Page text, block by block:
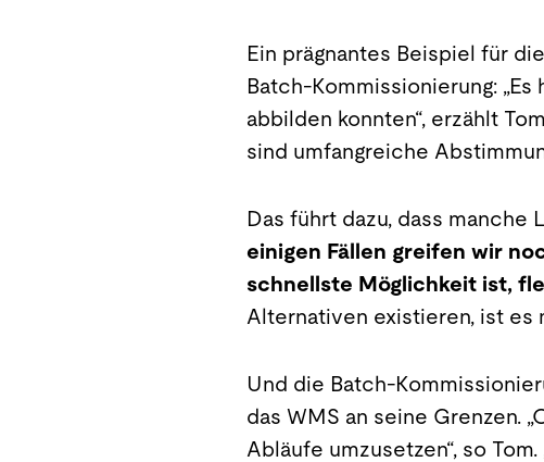
Ein prägnantes Beispiel für
Batch-Kommissionierung:
abbilden konnten“, erzählt
sind umfangreiche
Das führt dazu, dass manche
einigen Fällen greifen wir
schnellste Möglichkeit ist,
Alternativen existieren, ist es
Und die Batch-
das WMS an seine Grenzen.
Abläufe umzusetzen“, so